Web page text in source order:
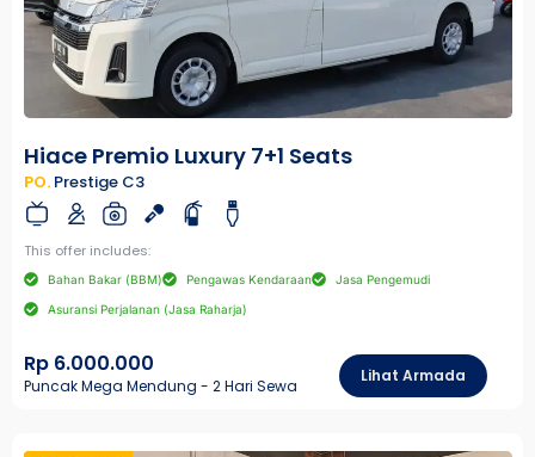
Hiace Premio Luxury 7+1 Seats
PO. Prestige C3
This offer includes:
Bahan Bakar (BBM) Pengawas Kendaraan Jasa Pengemudi
Asuransi Perjalanan (Jasa Raharja)
Rp 6.000.000
Puncak Mega Mendung - 2 Hari Sewa
Lihat Armada